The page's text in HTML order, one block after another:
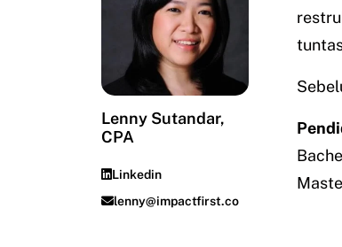
Lenny Sutandar,
CPA
Linkedin
lenny@impactfirst.co